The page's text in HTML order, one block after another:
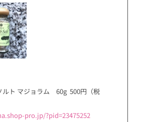
ルト マジョラム 60g 500円（税
pro.jp/?pid=23475252